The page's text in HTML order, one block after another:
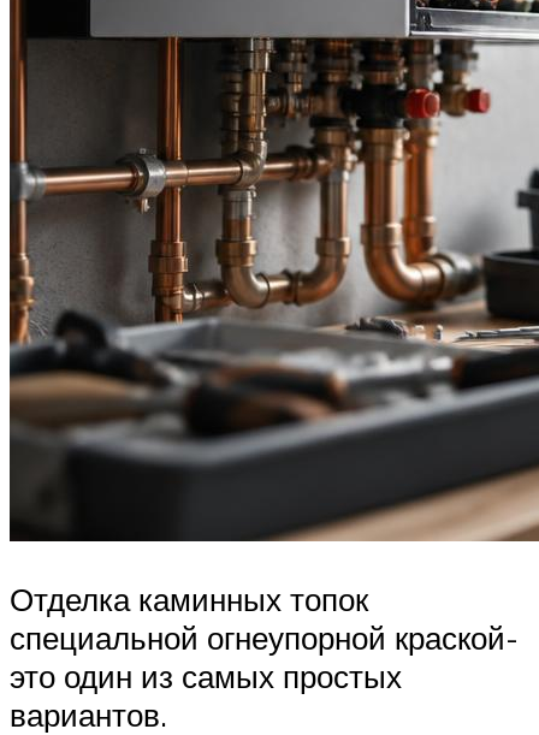
Отделка каминных топок
специальной огнеупорной краской-
это один из самых простых
вариантов.